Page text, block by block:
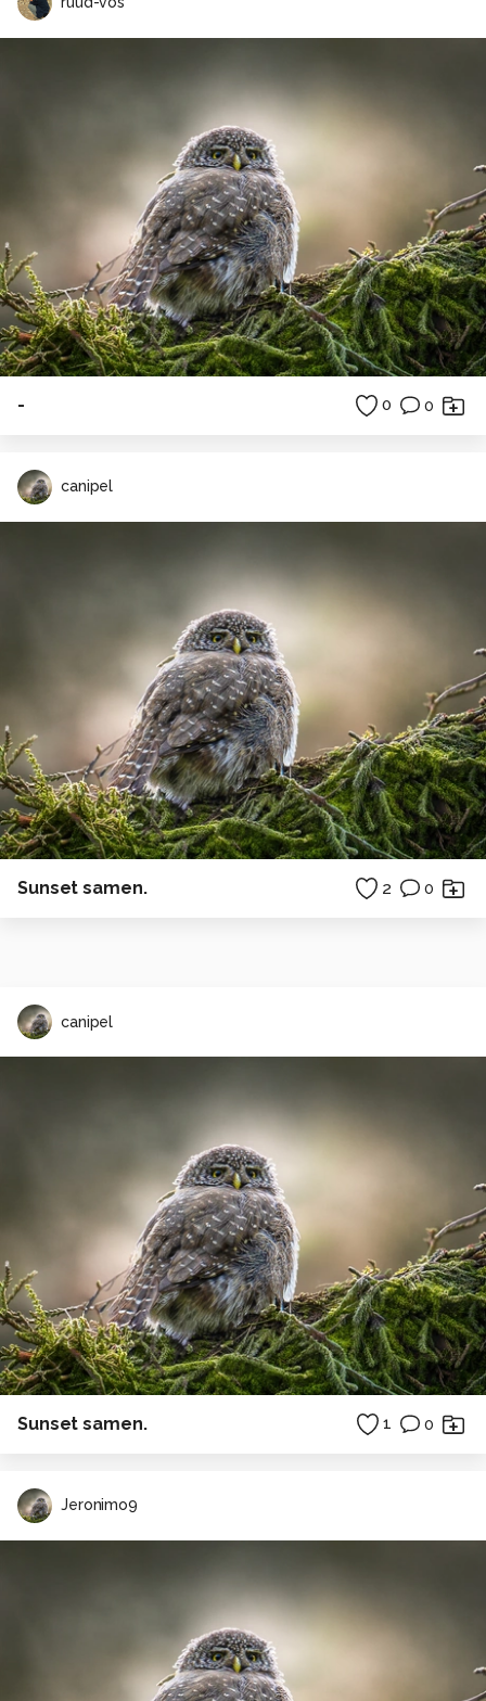
- 0 0
canipel
Sunset samen. 2 0
canipel
Sunset samen. 1 0
Jeronimo9